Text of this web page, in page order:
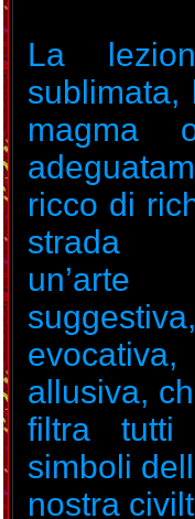
La
sublimata,
magma
ricco di
strada
un’arte
suggestiva,
evocativa,
allusiva,
filtra
simboli
nostra